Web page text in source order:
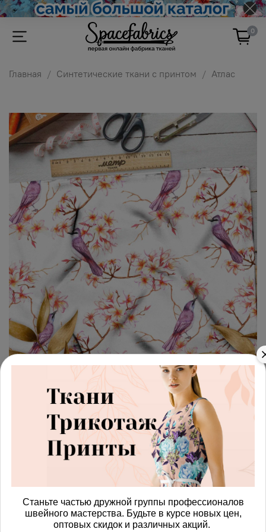
0
Главная Синтетические ткани с принтом Атлас
арт. 428795_atlas
Ткань атлас песня
тропических птиц
Получить доступ к оптовым ценам
В корзину
Станьте частью дружной группы профессионалов
швейного мастерства. Будьте в курсе новых цен,
оптовых скидок и различных акций.